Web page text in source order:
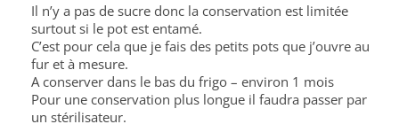
Il n’y a pas de sucre donc la conservation est limitée
surtout si le pot est entamé.
C’est pour cela que je fais des petits pots que j’ouvre au
fur et à mesure.
A conserver dans le bas du frigo – environ 1 mois
Pour une conservation plus longue il faudra passer par
un stérilisateur.